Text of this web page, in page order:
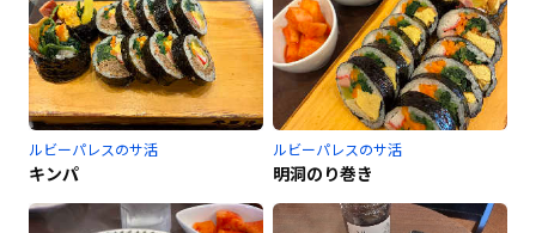
ルビーパレスのサ活
キンパ
ルビーパレスのサ活
明洞のり巻き